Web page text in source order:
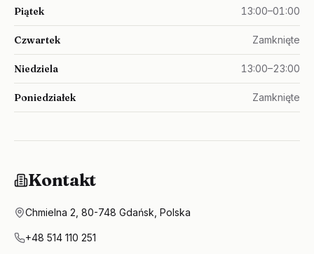
Piątek 13:00–01:00
Czwartek Zamknięte
Niedziela 13:00–23:00
Poniedziałek Zamknięte
Kontakt
Chmielna 2, 80-748 Gdańsk, Polska
+48 514 110 251